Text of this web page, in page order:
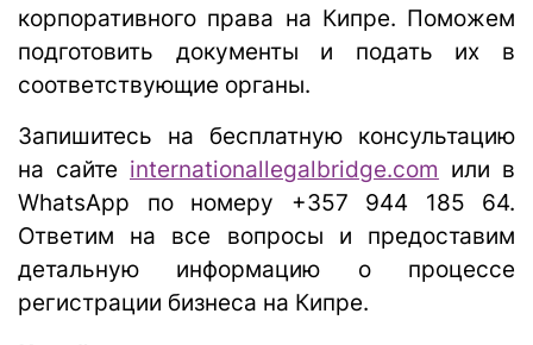
корпоративного права на Кипре. Поможем
подготовить документы и подать их в
соответствующие органы.
Запишитесь на бесплатную консультацию
на сайте internationallegalbridge.com или в
WhatsApp по номеру +357 944 185 64.
Ответим на все вопросы и предоставим
детальную информацию о процессе
регистрации бизнеса на Кипре.